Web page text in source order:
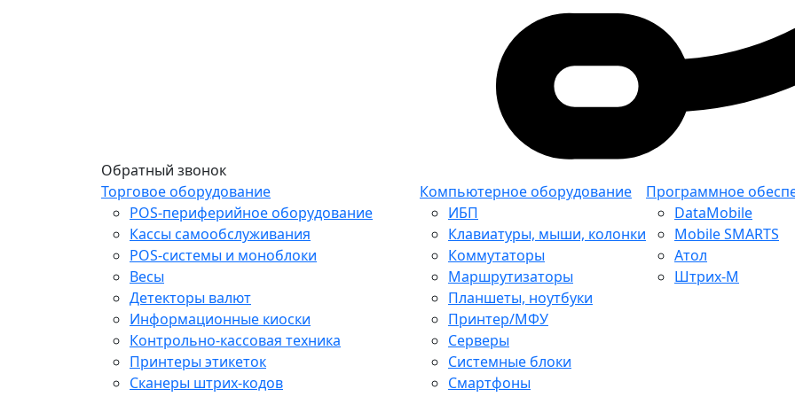
Обратный звонок
Торговое оборудование
POS-периферийное оборудование
Кассы самообслуживания
POS-системы и моноблоки
Весы
Детекторы валют
Информационные киоски
Контрольно-кассовая техника
Принтеры этикеток
Сканеры штрих-кодов
Компьютерное оборудование
ИБП
Клавиатуры, мыши, колонки
Коммутаторы
Маршрутизаторы
Планшеты, ноутбуки
Принтер/МФУ
Серверы
Системные блоки
Смартфоны
Программное
DataMobile
Mobile SMARTS
Атол
Штрих-М